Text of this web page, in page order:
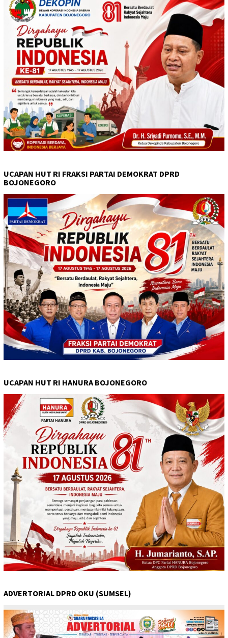
UCAPAN HUT RI FRAKSI PARTAI DEMOKRAT DPRD
BOJONEGORO
UCAPAN HUT RI HANURA BOJONEGORO
ADVERTORIAL DPRD OKU (SUMSEL)